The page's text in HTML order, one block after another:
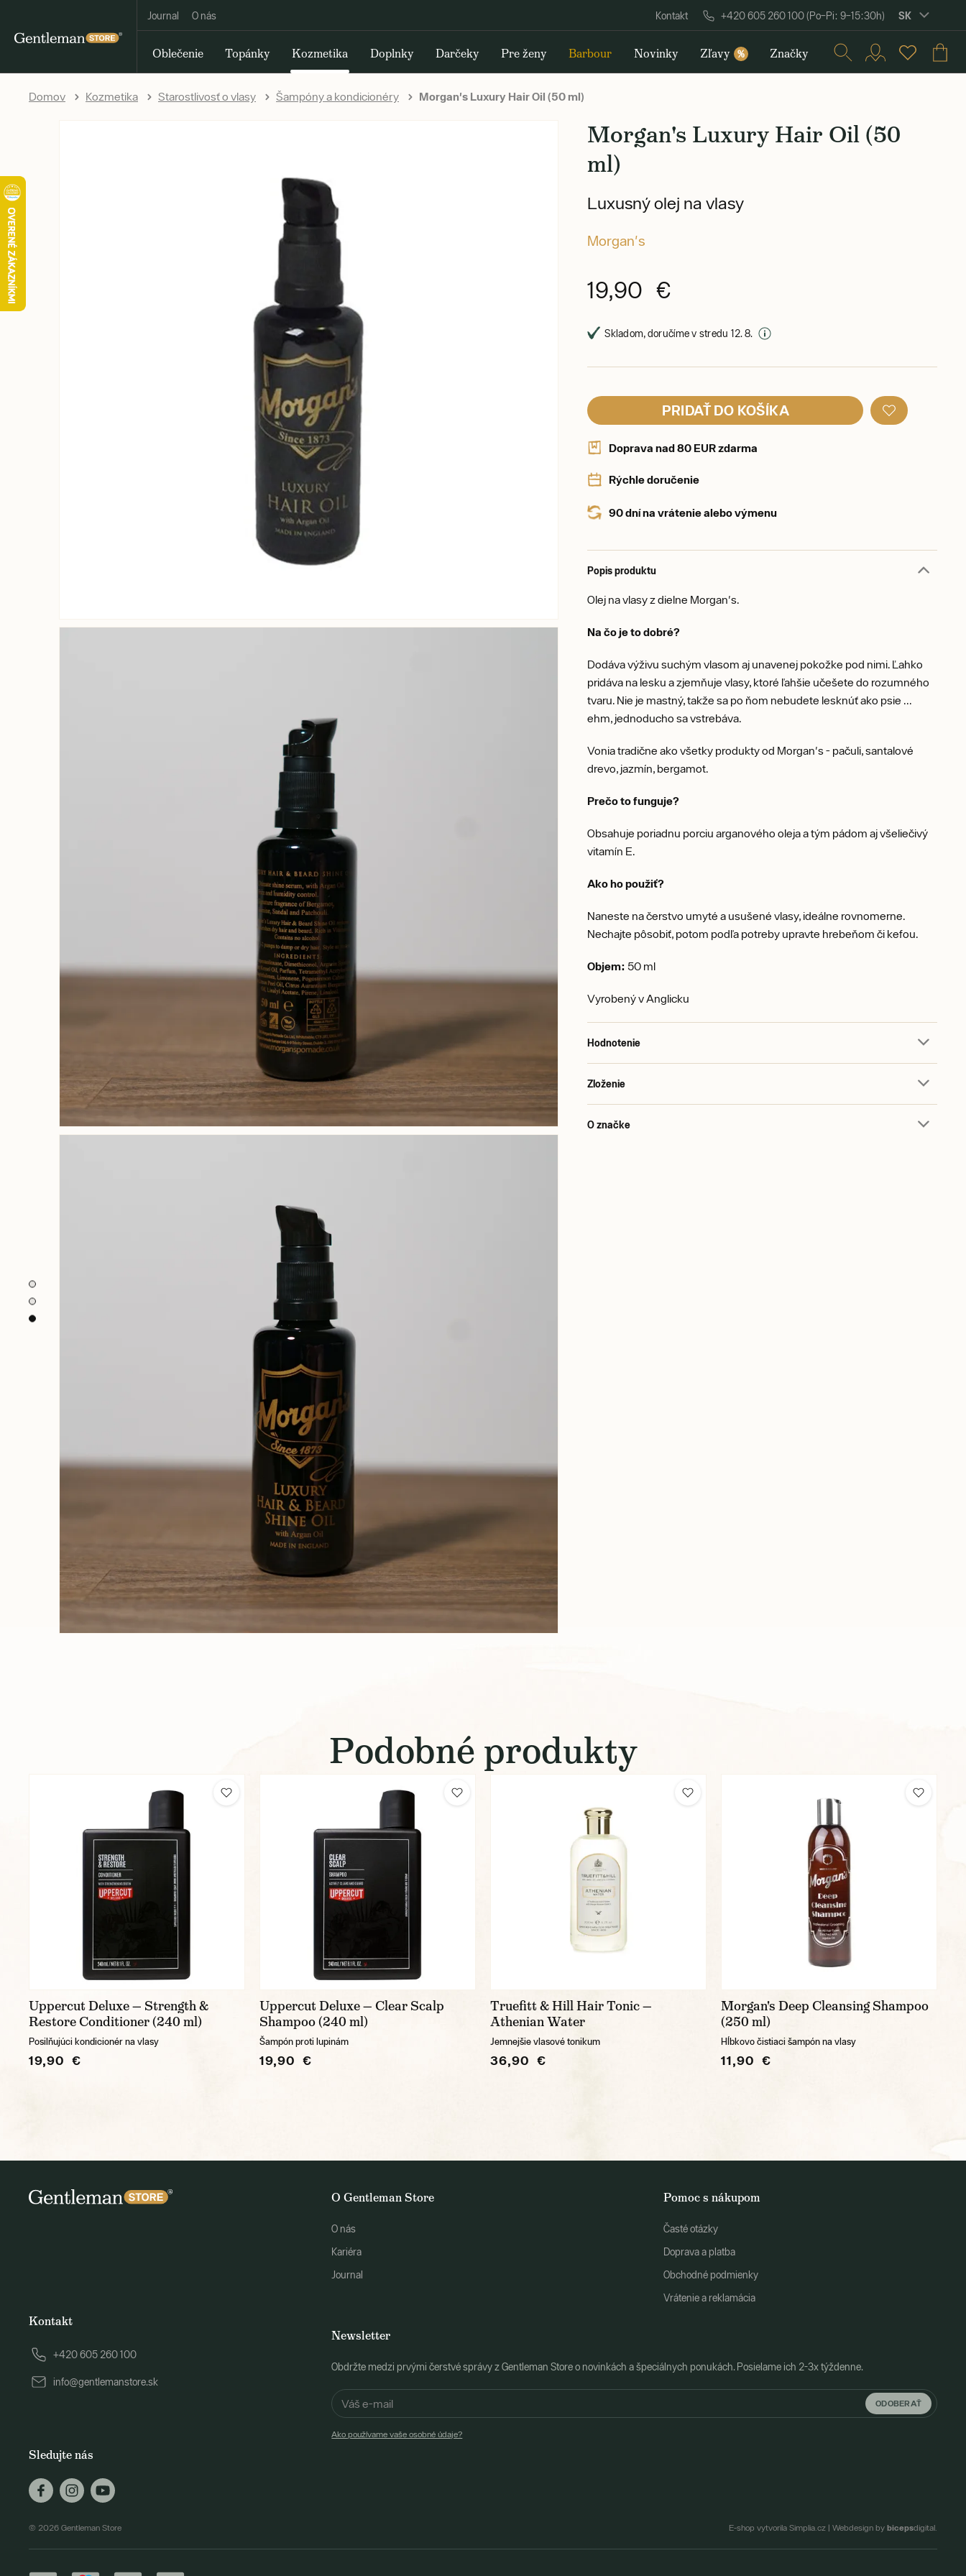
Journal O nás Kontakt +420 605 260 100 (Po–Pi: 9–15:30h) SK
Oblečenie Topánky Kozmetika Doplnky Darčeky Pre ženy Barbour Novinky Zľavy % Značky
Domov Kozmetika Starostlivosť o vlasy Šampóny a kondicionéry Morgan's Luxury Hair Oil (50 ml)
Morgan's Luxury Hair Oil (50
ml)
Luxusný olej na vlasy
Morgan's
19,90 €
Skladom, doručíme v stredu 12. 8.
PRIDAŤ DO KOŠÍKA
Doprava nad 80 EUR zdarma
Rýchle doručenie
90 dní na vrátenie alebo výmenu
Popis produktu
Olej na vlasy z dielne Morgan's.
Na čo je to dobré?
Dodáva výživu suchým vlasom aj unavenej pokožke pod nimi. Ľahko
pridáva na lesku a zjemňuje vlasy, ktoré ľahšie učešete do rozumného
tvaru. Nie je mastný, takže sa po ňom nebudete lesknúť ako psie ...
ehm, jednoducho sa vstrebáva.
Vonia tradične ako všetky produkty od Morgan's - pačuli, santalové
drevo, jazmín, bergamot.
Prečo to funguje?
Obsahuje poriadnu porciu arganového oleja a tým pádom aj všeliečivý
vitamín E.
Ako ho použiť?
Naneste na čerstvo umyté a usušené vlasy, ideálne rovnomerne.
Nechajte pôsobiť, potom podľa potreby upravte hrebeňom či kefou.
Objem: 50 ml
Vyrobený v Anglicku
Hodnotenie
Zloženie
O značke
Podobné produkty
Uppercut Deluxe — Strength &
Restore Conditioner (240 ml)
Posilňujúci kondicionér na vlasy
19,90 €
Uppercut Deluxe — Clear Scalp
Shampoo (240 ml)
Šampón proti lupinám
19,90 €
Truefitt & Hill Hair Tonic —
Athenian Water
Jemnejšie vlasové tonikum
36,90 €
Morgan's Deep Cleansing Shampoo
(250 ml)
Hĺbkovo čistiaci šampón na vlasy
11,90 €
O Gentleman Store
O nás
Kariéra
Journal
Pomoc s nákupom
Časté otázky
Doprava a platba
Obchodné podmienky
Vrátenie a reklamácia
Newsletter
Obdržte medzi prvými čerstvé správy z Gentleman Store o novinkách a špeciálnych ponukách. Posielame ich 2-3x týždenne.
ODOBERAŤ
Ako používame vaše osobné údaje?
Kontakt
+420 605 260 100
info@gentlemanstore.sk
Sledujte nás
© 2026 Gentleman Store E-shop vytvorila Simplia.cz | Webdesign by bicepsdigital.